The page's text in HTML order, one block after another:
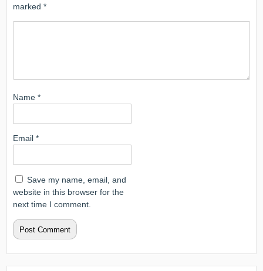
marked*
Name*
Email*
Save my name, email, and
website in this browser for the
next time I comment.